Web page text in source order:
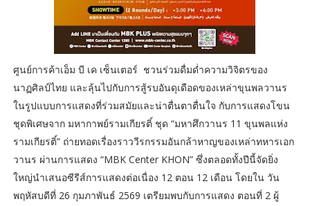
ศูนย์การค้าเอ็ม บี เค เซ็นเตอร์ ชวนร่วมดื่มด่ำความวิจิตรของ
นาฏศิลป์ไทย และลุ้นไปกับการสู้รบอันดุเดือดของเหล่าขุนพลวานร
ในรูปแบบการแสดงที่ร่วมสมัยและน่าตื่นตาตื่นใจ กับการแสดงโขน
ชุดพิเศษจาก มหากาพย์รามเกียรติ์ ชุด “มหาศึกวานร 11 ขุนพลแห่ง
รามเกียรติ์” ถ่ายทอดเรื่องราววีรกรรมอันกล้าหาญของเหล่าทหารเอก
วานร ผ่านการแสดง “MBK Center KHON” ซึ่งตลอดทั้งปีนี้จัดยิ่ง
ใหญ่นำเสนอซีรีส์การแสดงต่อเนื่อง 12 ตอน 12 เดือน โดยใน วัน
พฤหัสบดีที่ 26 กุมภาพันธ์ 2569 เตรียมพบกับการแสดง ตอนที่ 2 ผู้